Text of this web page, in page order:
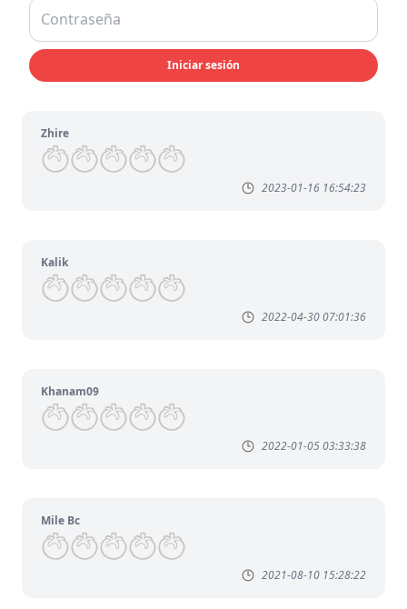
Iniciar sesión
Zhire
2023-01-16 16:54:23
Kalik
2022-04-30 07:01:36
Khanam09
2022-01-05 03:33:38
Mile Bc
2021-08-10 15:28:22